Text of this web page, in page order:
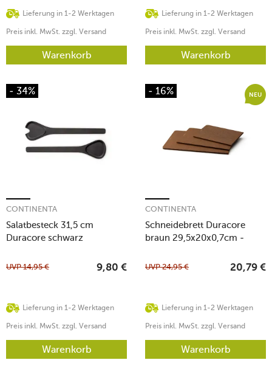
Lieferung in 1-2 Werktagen
Preis inkl. MwSt. zzgl. Versand
Warenkorb
Lieferung in 1-2 Werktagen
Preis inkl. MwSt. zzgl. Versand
Warenkorb
- 34%
Salatbesteck 31,5 cm
Duracore schwarz
CONTINENTA
Lieferung in 1-2 Werktagen
UVP14,95 € 9,80 €
Preis inkl. MwSt. zzgl. Versand
Warenkorb
- 16% NEU
Schneidebrett Duracore
braun 29,5x20x0,7cm -
CONTINENTA
Lieferung in 1-2 Werktagen
UVP24,95 € 20,79 €
Preis inkl. MwSt. zzgl. Versand
Warenkorb